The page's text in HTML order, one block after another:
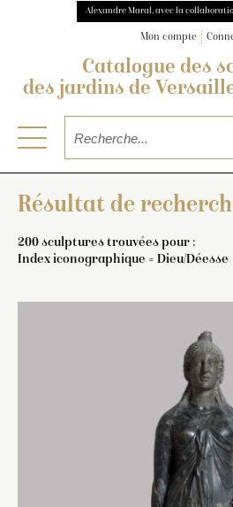
Alexandre Maral, avec la
Mon compte
Catalogue des
des jardins de
Résultat de
200 sculptures trouvées pour :
Index iconographique = Dieu/Déesse